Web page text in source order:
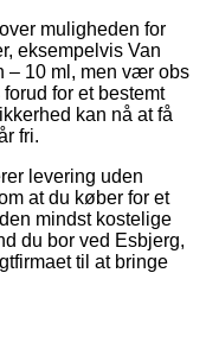
muligheden for
eksempelvis Van
– 10 ml, men vær obs
for et bestemt
kan nå at få
fri.
levering uden
at du køber for et
mindst kostelige
du bor ved Esbjerg,
til at bringe